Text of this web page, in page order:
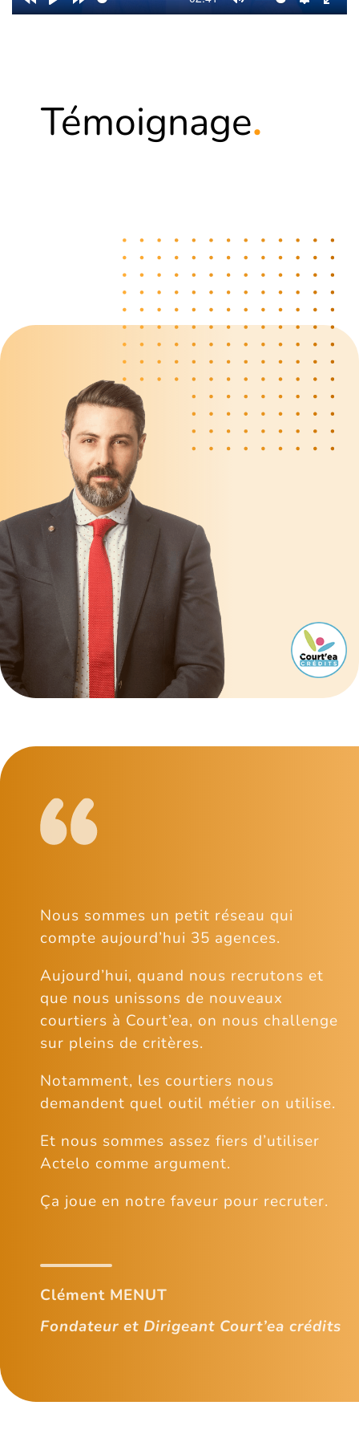
Témoignage.
Nous sommes un petit réseau qui
compte aujourd’hui 35 agences.
Aujourd’hui, quand nous recrutons et
que nous unissons de nouveaux
courtiers à Court’ea, on nous challenge
sur pleins de critères.
Notamment, les courtiers nous
demandent quel outil métier on utilise.
Et nous sommes assez fiers d’utiliser
Actelo comme argument.
Ça joue en notre faveur pour recruter.
Clément MENUT
Fondateur et Dirigeant Court’ea crédits